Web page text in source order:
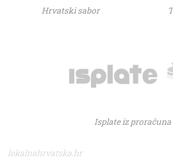
Hrvatski sabor
Isplate iz proračuna
lokalnahrvatska.hr